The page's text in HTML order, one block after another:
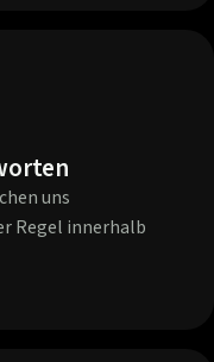
uns
Regel innerhalb